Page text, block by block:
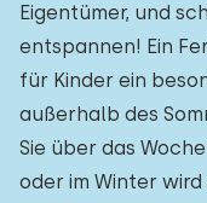
Eigentümer, und
entspannen! Ein
für Kinder ein
außerhalb des
Sie über das
oder im Winter